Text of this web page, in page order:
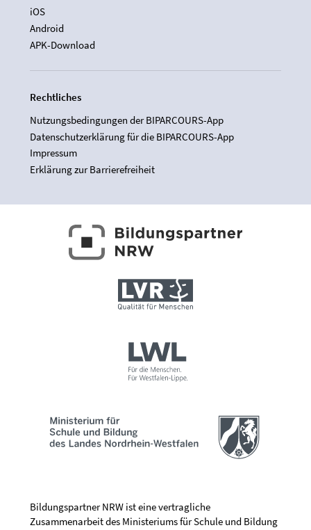
iOS
Android
APK-Download
Rechtliches
Nutzungsbedingungen der BIPARCOURS-App
Datenschutzerklärung für die BIPARCOURS-App
Impressum
Erklärung zur Barrierefreiheit
Bildungspartner NRW ist eine vertragliche
Zusammenarbeit des Ministeriums für Schule und Bildung